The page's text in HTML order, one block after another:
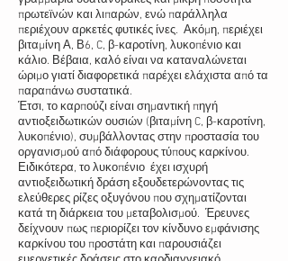
πρωτεϊνών και λιπαρών, ενώ παράλληλα
περιέχουν αρκετές φυτικές ίνες. Ακόμη, περιέχει
βιταμίνη Α, Β6, C, β-καροτίνη, λυκοπένιο και
κάλιο. Βέβαια, καλό είναι να καταναλώνεται
ώριμο γιατί διαφορετικά παρέχει ελάχιστα από τα
παραπάνω συστατικά.
Έτσι, το καρπούζι είναι σημαντική πηγή
αντιοξειδωτικών ουσιών (βιταμίνη C, β-καροτίνη,
λυκοπένιο), συμβάλλοντας στην προστασία του
οργανισμού από διάφορους τύπους καρκίνου.
Ειδικότερα, το λυκοπένιο έχει ισχυρή
αντιοξειδωτική δράση εξουδετερώνοντας τις
ελεύθερες ρίζες οξυγόνου που σχηματίζονται
κατά τη διάρκεια του μεταβολισμού. Έρευνες
δείχνουν πως περιορίζει τον κίνδυνο εμφάνισης
καρκίνου του προστάτη και παρουσιάζει